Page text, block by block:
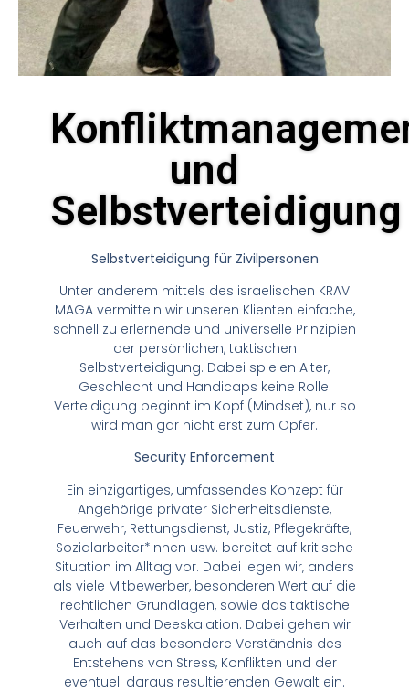
und
Selbstverteidigung
Selbstverteidigung für Zivilpersonen
Unter anderem mittels des israelischen KRAV
MAGA vermitteln wir unseren Klienten einfache,
schnell zu erlernende und universelle Prinzipien
der persönlichen, taktischen
Selbstverteidigung. Dabei spielen Alter,
Geschlecht und Handicaps keine Rolle.
Verteidigung beginnt im Kopf (Mindset), nur so
wird man gar nicht erst zum Opfer.
Security Enforcement
Ein einzigartiges, umfassendes Konzept für
Angehörige privater Sicherheitsdienste,
Feuerwehr, Rettungsdienst, Justiz, Pflegekräfte,
Sozialarbeiter*innen usw. bereitet auf kritische
Situation im Alltag vor. Dabei legen wir, anders
als viele Mitbewerber, besonderen Wert auf die
rechtlichen Grundlagen, sowie das taktische
Verhalten und Deeskalation. Dabei gehen wir
auch auf das besondere Verständnis des
Entstehens von Stress, Konflikten und der
eventuell daraus resultierenden Gewalt ein.